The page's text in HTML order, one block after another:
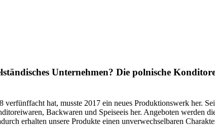
Unternehmen? Die polnische
hat, musste 2017 ein neues Produktionswerk her.
Backwaren und Speiseeis her. Angeboten werden
erhalten unsere Produkte einen unverwechselbaren